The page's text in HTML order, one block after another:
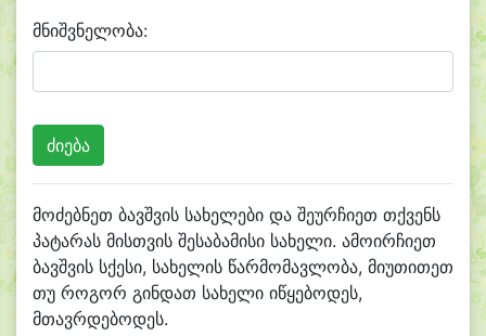
მნიშვნელობა:
მოძებნეთ ბავშვის სახელები და შეურჩიეთ თქვენს
პატარას მისთვის შესაბამისი სახელი. ამოირჩიეთ
ბავშვის სქესი, სახელის წარმომავლობა, მიუთითეთ
თუ როგორ გინდათ სახელი იწყებოდეს,
მთავრდებოდეს.